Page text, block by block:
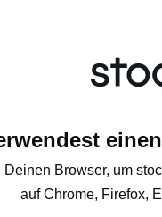
Browser, um
auf Chrome, Firefox,